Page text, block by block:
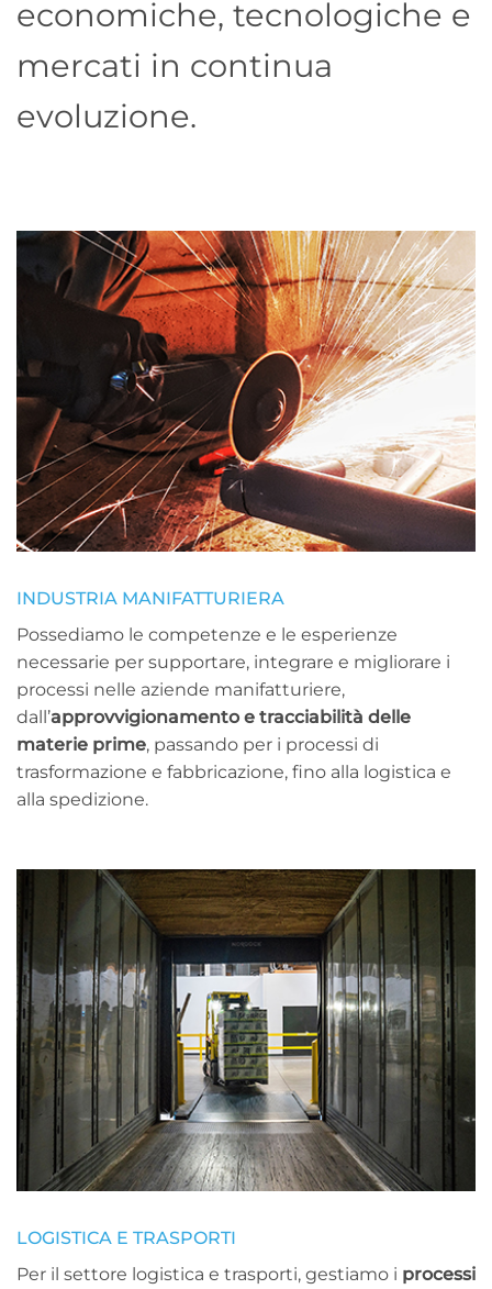
economiche, tecnologiche e
mercati in continua
evoluzione.
INDUSTRIA MANIFATTURIERA
Possediamo le competenze e le esperienze
necessarie per supportare, integrare e migliorare i
processi nelle aziende manifatturiere,
dall’approvvigionamento e tracciabilità delle
materie prime, passando per i processi di
trasformazione e fabbricazione, fino alla logistica e
alla spedizione.
LOGISTICA E TRASPORTI
Per il settore logistica e trasporti, gestiamo i processi